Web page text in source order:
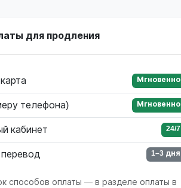
для продления
Мгновенно
телефона) Мгновенно
кабинет 24/7
1–3 дня
способов оплаты — в разделе оплаты в